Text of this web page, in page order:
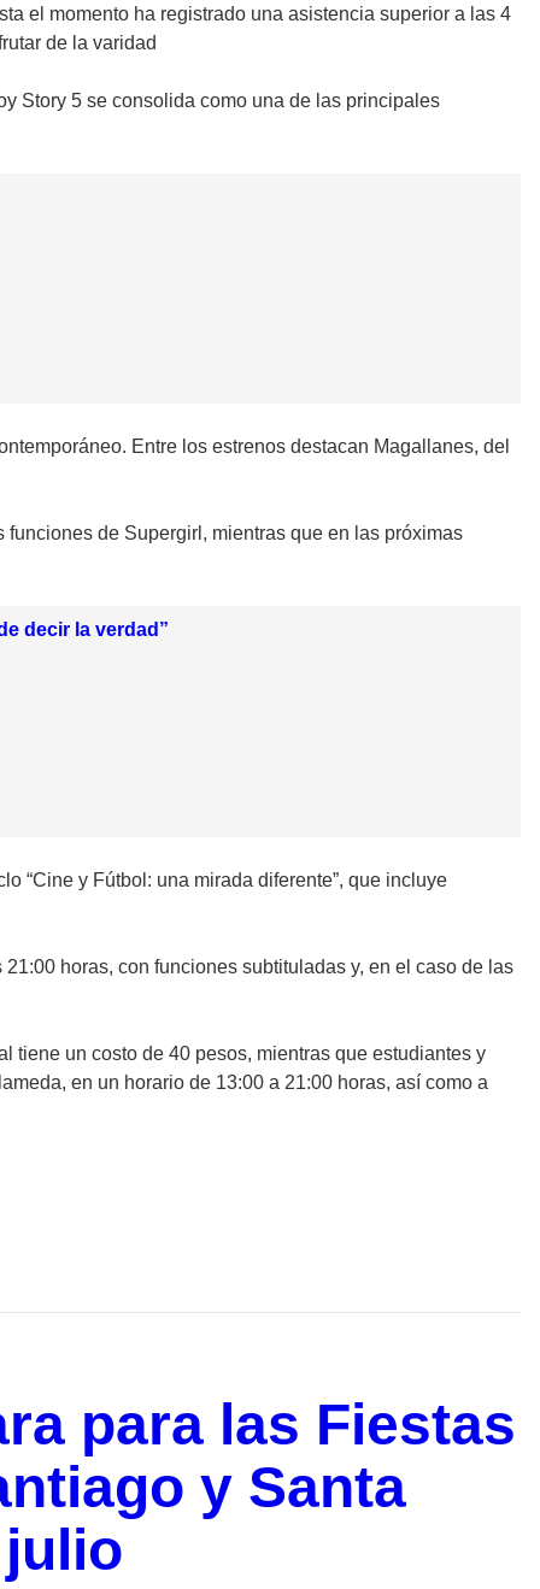
el momento ha registrado una asistencia superior a las 4
de la varidad
Story 5 se consolida como una de las principales
Entre los estrenos destacan Magallanes, del
de Supergirl, mientras que en las próximas
decir la verdad”
“Cine y Fútbol: una mirada diferente”, que incluye
horas, con funciones subtituladas y, en el caso de las
tiene un costo de 40 pesos, mientras que estudiantes y
en un horario de 13:00 a 21:00 horas, así como a
para las Fiestas
y Santa